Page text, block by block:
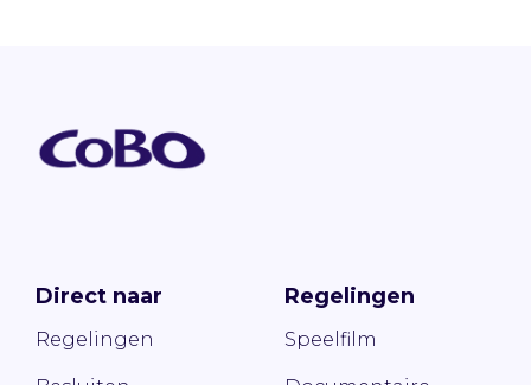
Direct naar
Regelingen
Regelingen
Speelfilm